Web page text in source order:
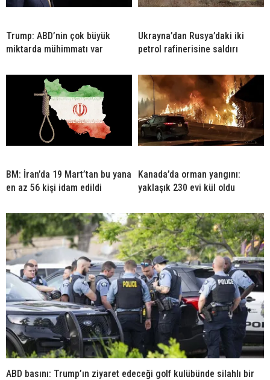
Trump: ABD’nin çok büyük
miktarda mühimmatı var
Ukrayna’dan Rusya’daki iki
petrol rafinerisine saldırı
BM: İran’da 19 Mart’tan bu yana
en az 56 kişi idam edildi
Kanada’da orman yangını:
yaklaşık 230 evi kül oldu
ABD basını: Trump’ın ziyaret edeceği golf kulübünde silahlı bir